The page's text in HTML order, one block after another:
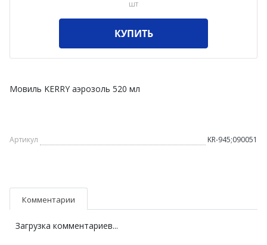
шт
КУПИТЬ
Мовиль KERRY аэрозоль 520 мл
Артикул KR-945;090051
Комментарии
Загрузка комментариев...